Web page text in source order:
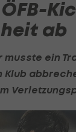
ab
musste ein